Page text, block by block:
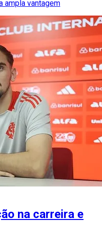
ampla vantagem
na carreira e